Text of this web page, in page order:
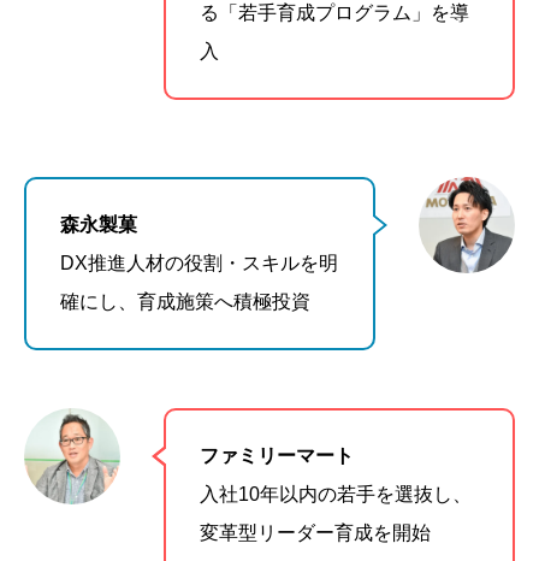
る「若手育成プログラム」を導
入
森永製菓
DX推進人材の役割・スキルを明
確にし、育成施策へ積極投資
ファミリーマート
入社10年以内の若手を選抜し、
変革型リーダー育成を開始